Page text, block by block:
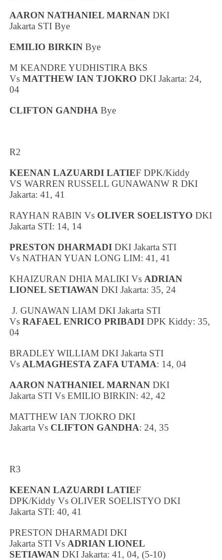
AARON NATHANIEL MARNAN DKI
Jakarta STI Bye
EMILIO BIRKIN Bye
M KEANDRE YUDHISTIRA BKS
VsMATTHEW IAN TJOKRO DKI Jakarta: 24,
04
CLIFTON GANDHA Bye
R2
KEENAN LAZUARDI LATIEF DPK/Kiddy
VSWARREN RUSSELL GUNAWANW R DKI
Jakarta: 41, 41
RAYHAN RABIN Vs OLIVER SOELISTYO DKI
Jakarta STI: 14, 14
PRESTON DHARMADI DKI Jakarta STI
VsNATHAN YUAN LONG LIM: 41, 41
KHAIZURAN DHIA MALIKI Vs ADRIAN
LIONEL SETIAWAN DKI Jakarta: 35, 24
J. GUNAWAN LIAMDKI Jakarta STI
VsRAFAEL ENRICO PRIBADI DPK Kiddy: 35,
04
BRADLEY WILLIAM DKI Jakarta STI
Vs ALMAGHESTA ZAFA UTAMA: 14, 04
AARON NATHANIEL MARNAN DKI
Jakarta STI VsEMILIO BIRKIN: 42, 42
MATTHEW IAN TJOKRODKI
Jakarta Vs CLIFTON GANDHA: 24, 35
R3
KEENAN LAZUARDI LATIEF
DPK/KiddyVsOLIVER SOELISTYO DKI
Jakarta STI: 40, 41
PRESTON DHARMADIDKI
Jakarta STIVs ADRIAN LIONEL
SETIAWAN DKI Jakarta: 41, 04, (5-10)